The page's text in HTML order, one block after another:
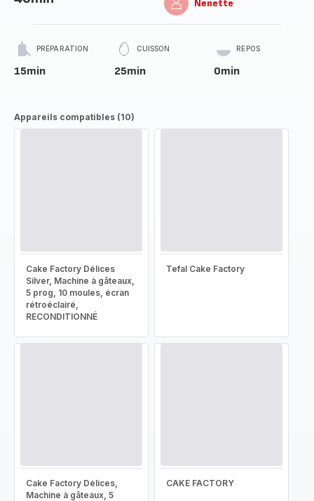
Nenette
PRÉPARATION
15min
CUISSON
25min
REPOS
0min
Appareils compatibles (10)
Cake Factory Délices
Silver, Machine à gâteaux,
5 prog, 10 moules, écran
rétroéclairé,
RECONDITIONNÉ
Tefal Cake Factory
Cake Factory Délices,
Machine à gâteaux, 5
CAKE FACTORY